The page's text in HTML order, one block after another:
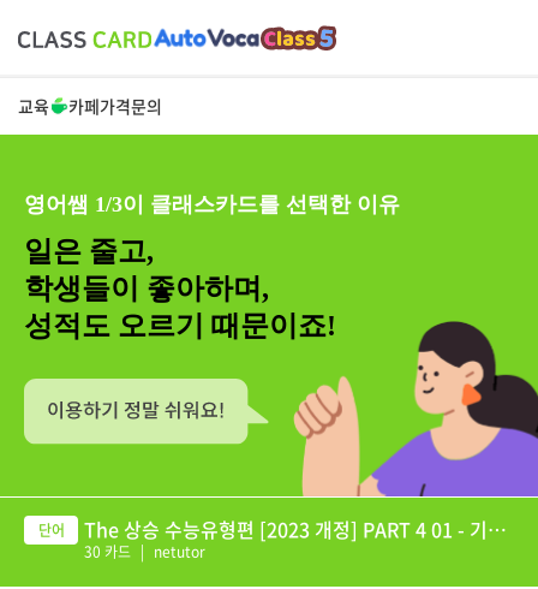
교육 카페가격문의
영어쌤 1/3이 클래스카드를 선택한 이유
일은 줄고,
학생들이 좋아하며,
성적도 오르기 때문이죠!
The 상승 수능유형편 [2023 개정] PART 4 01 - 기출
1-기출2
30 카드 | netutor